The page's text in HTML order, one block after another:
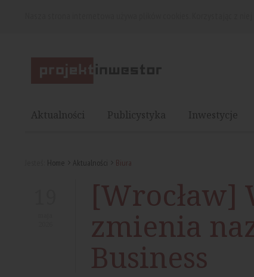
Aktualności Publicystyka Inwestycje
Home Aktualności Biura
[Wrocław]
zmienia
Business